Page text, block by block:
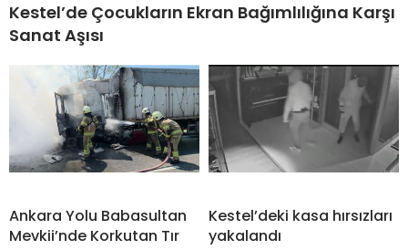
Kestel’de Çocukların Ekran Bağımlılığına Karşı
Sanat Aşısı
Ankara Yolu Babasultan
Mevkii’nde Korkutan Tır
Kestel’deki kasa hırsızları
yakalandı